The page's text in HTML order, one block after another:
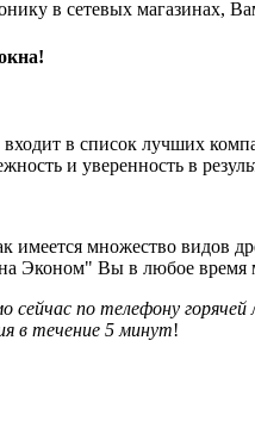
в сетевых магазинах,
в список лучших
и уверенность в
имеется множество видов
Эконом" Вы в любое
сейчас по телефону горячей
в течение 5 минут!